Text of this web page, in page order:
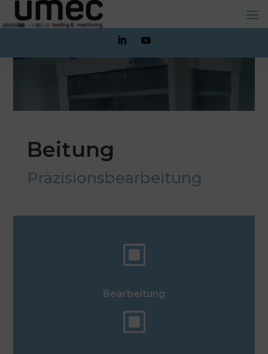
Beitung
Präzisionsbearbeitung
W
Bearbeitung
W